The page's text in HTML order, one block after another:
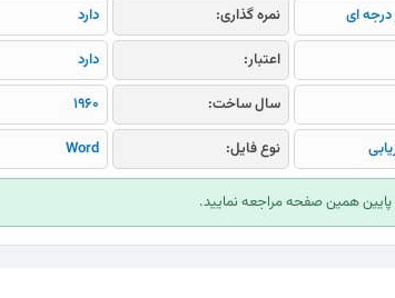
ای نمره گذاری:
دارد
اعتبار:
دارد
سال ساخت:
1960
نوع فایل: Word
پایین همین صفحه مراجعه نمایید.